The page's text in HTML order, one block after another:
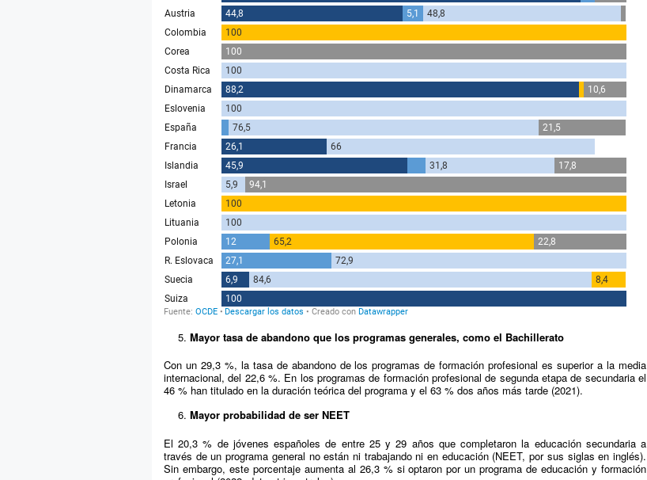
Mayor tasa de abandono que los programas generales, como el Bachillerato
Con un 29,3 %, la tasa de abandono de los programas de formación profesional es superior a la media
internacional, del 22,6 %. En los programas de formación profesional de segunda etapa de secundaria el
46 % han titulado en la duración teórica del programa y el 63 % dos años más tarde (2021).
Mayor probabilidad de ser NEET
El 20,3 % de jóvenes españoles de entre 25 y 29 años que completaron la educación secundaria a
través de un programa general no están ni trabajando ni en educación (NEET, por sus siglas en inglés).
Sin embargo, este porcentaje aumenta al 26,3 % si optaron por un programa de educación y formación